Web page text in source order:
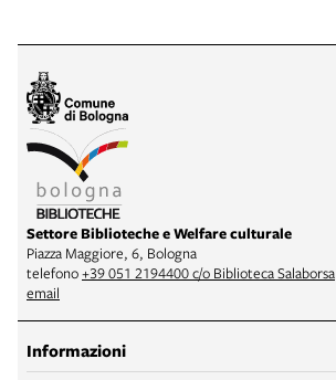
Settore Biblioteche e Welfare culturale
Piazza Maggiore, 6, Bologna
telefono+39 051 2194400 c/o Biblioteca Salaborsa
email
Informazioni